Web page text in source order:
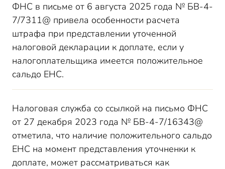
ФНС в письме от 6 августа 2025 года № БВ-4-
7/7311@ привела особенности расчета
штрафа при представлении уточенной
налоговой декларации к доплате, если у
налогоплательщика имеется положительное
сальдо ЕНС.
Налоговая служба со ссылкой на письмо ФНС
от 27 декабря 2023 года № БВ-4-7/16343@
отметила, что наличие положительного сальдо
ЕНС на момент представления уточненки к
доплате, может рассматриваться как